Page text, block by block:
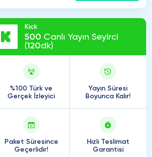
Kick
500 Canlı Yayın Seyirci
(120dk)
%100 Türk ve
Gerçek İzleyici
Yayın Süresi
Boyunca Kalır!
Paket Süresince
Geçerlidir!
Hızlı Teslimat
Garantisi